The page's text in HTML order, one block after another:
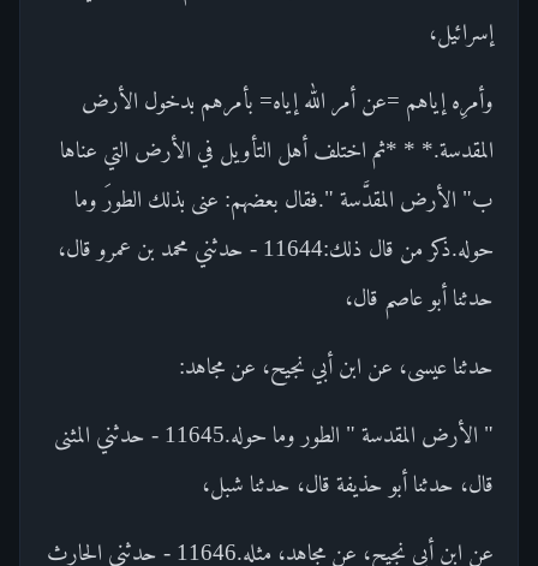
إسرائيل،
وأمرِه إياهم =عن أمر الله إياه= بأمرهم بدخول الأرض
المقدسة.* * *ثم اختلف أهل التأويل في الأرض التي عناها
ب" الأرض المقدَّسة ".فقال بعضهم: عنى بذلك الطورَ وما
حوله.ذكر من قال ذلك:11644 - حدثني محمد بن عمرو قال،
حدثنا أبو عاصم قال،
حدثنا عيسى، عن ابن أبي نجيح، عن مجاهد:
" الأرض المقدسة " الطور وما حوله.11645 - حدثني المثنى
قال، حدثنا أبو حذيفة قال، حدثنا شبل،
عن ابن أبي نجيح، عن مجاهد، مثله.11646 - حدثني الحارث